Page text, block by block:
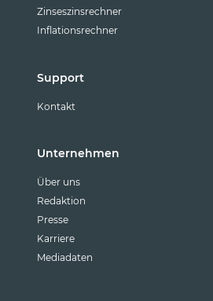
Zinseszinsrechner
Inflationsrechner
Support
Kontakt
Unternehmen
Über uns
Redaktion
Presse
Karriere
Mediadaten